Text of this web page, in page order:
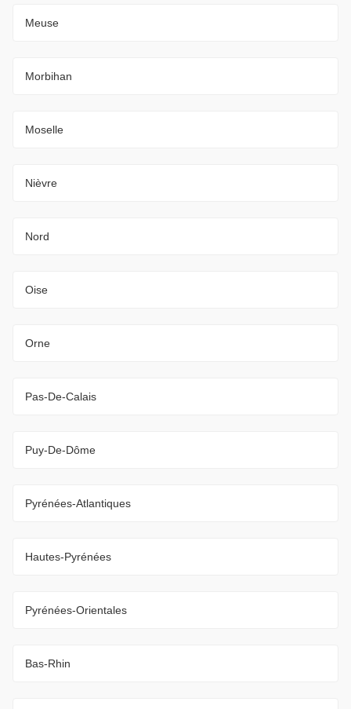
Meuse
Morbihan
Moselle
Nièvre
Nord
Oise
Orne
Pas-De-Calais
Puy-De-Dôme
Pyrénées-Atlantiques
Hautes-Pyrénées
Pyrénées-Orientales
Bas-Rhin